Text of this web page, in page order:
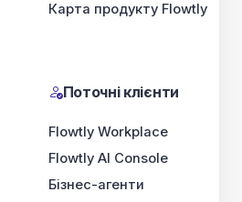
Карта продукту Flowtly
Поточні клієнти
Flowtly Workplace
Flowtly AI Console
Бізнес-агенти